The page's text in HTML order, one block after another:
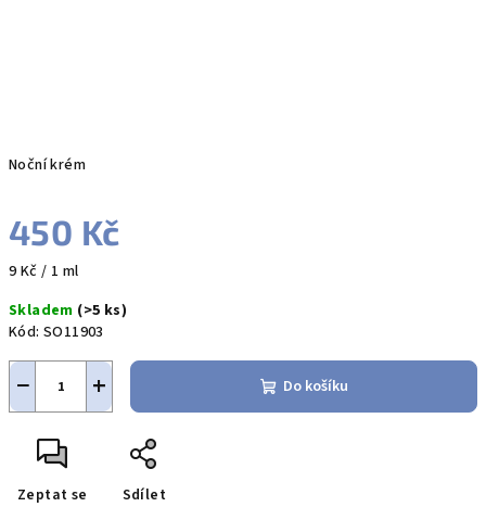
Noční krém
450 Kč
Měrná
9 Kč / 1 ml
Skladem (>5 ks)
Kód: SO11903
+
− Do košíku
Zeptat se Sdílet